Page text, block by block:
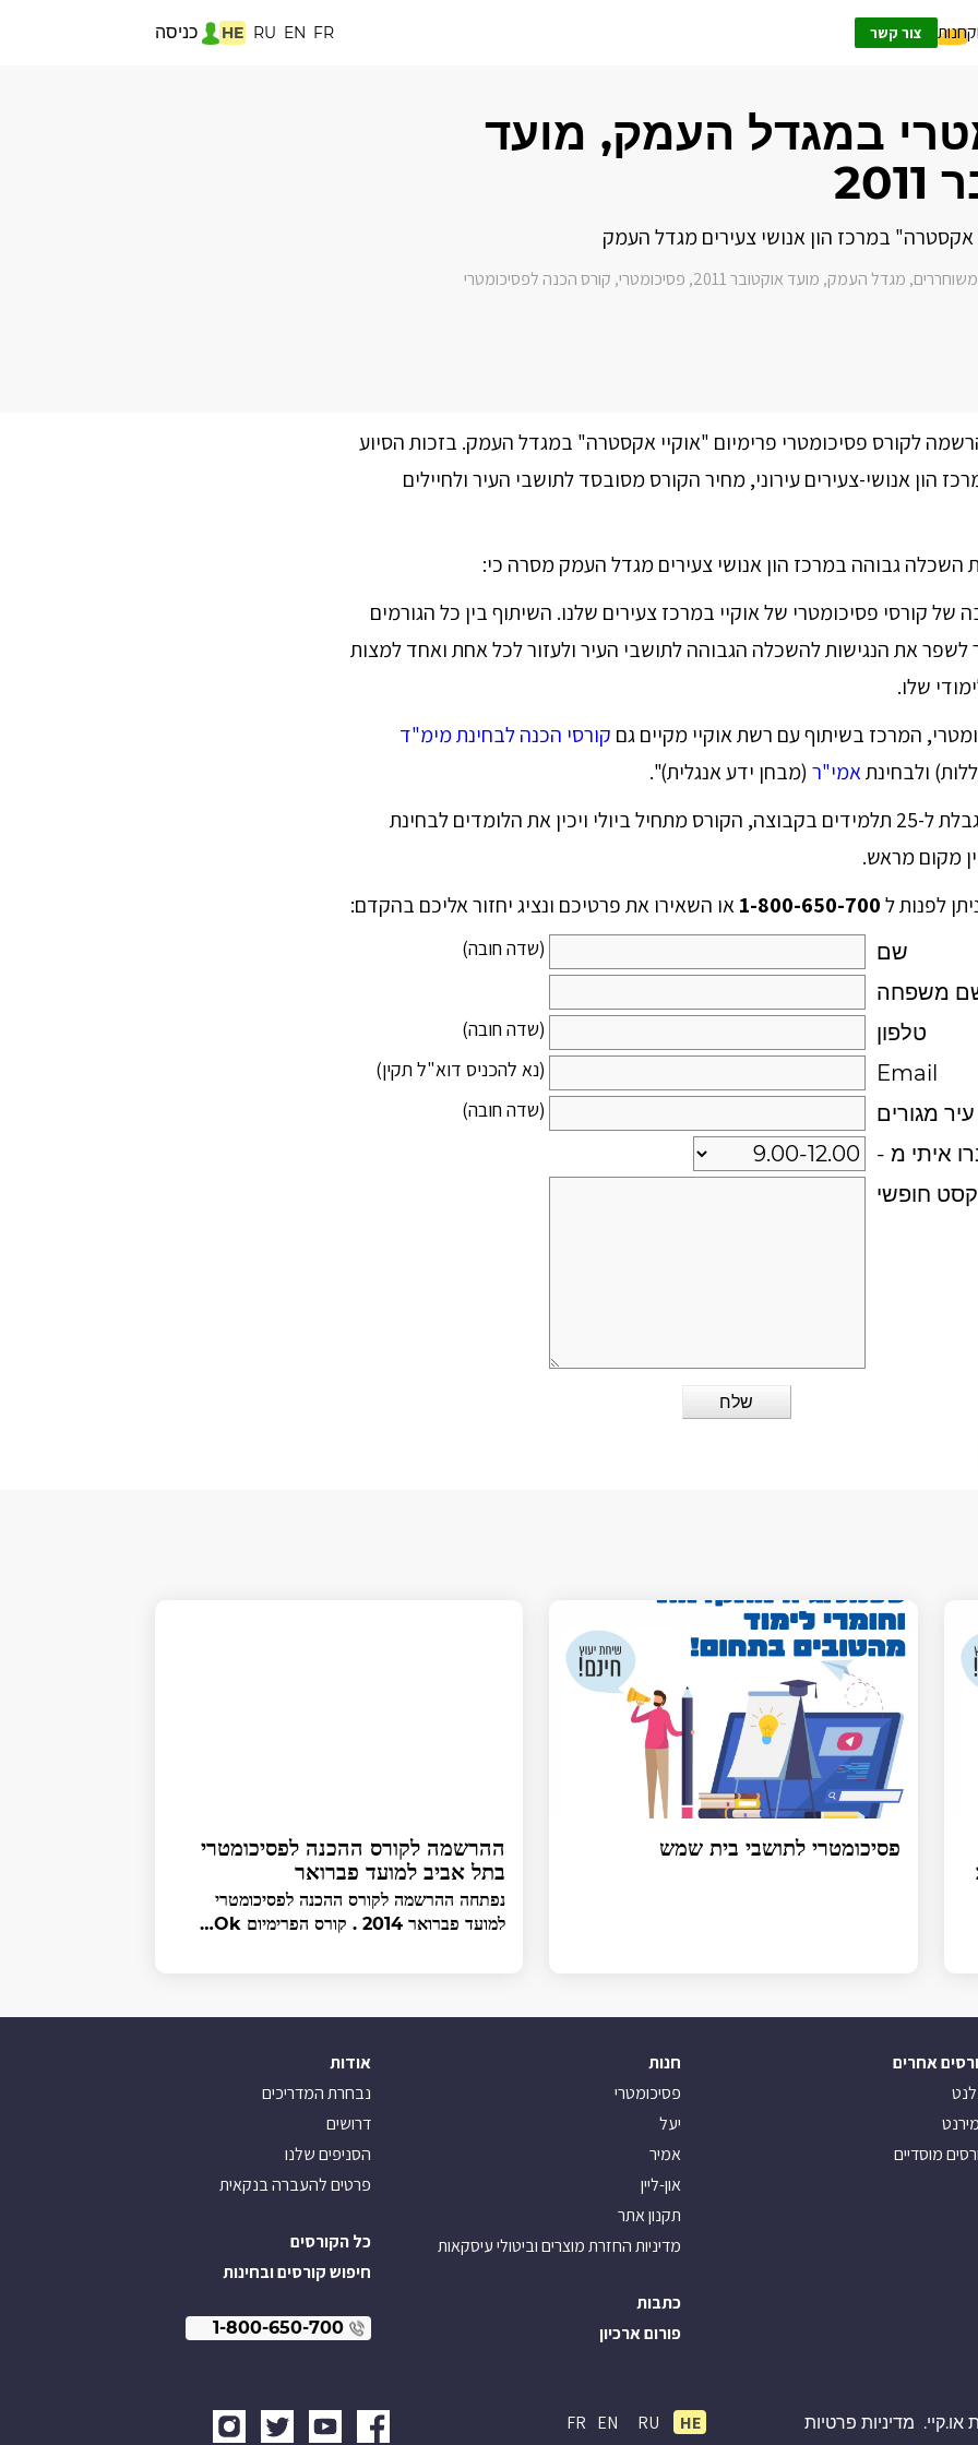
חנות צור קשר HE RU EN FR כניסה
במגדל העמק, מועד
אקסטרה" במרכז הון אנושי צעירים מגדל העמק
משוחררים, מגדל העמק, מועד אוקטובר 2011 , פסיכומטרי, קורס הכנה לפסיכומטרי
לקורס פסיכומטרי פרימיום "אוקיי אקסטרה" במגדל העמק. בזכות הסיוע
הון אנושי-צעירים עירוני, מחיר הקורס מסובסד לתושבי העיר ולחיילים
השכלה גבוהה במרכז הון אנושי צעירים מגדל העמק מסרה כי:
של קורסי פסיכומטרי של אוקיי במרכז צעירים שלנו. השיתוף בין כל הגורמים
את הנגישות להשכלה הגבוהה לתושבי העיר ולעזור לכל אחת ואחד למצות
שלו.
המרכז בשיתוף עם רשת אוקיי מקיים גם קורסי הכנה לבחינת מימ"ד
ולבחינתאמי"ר(מבחן ידע אנגלית)".
הרשמה לקורס מוגבלת ל-25 תלמידים בקבוצה, הקורס מתחיל ביולי ויכין את הלומדים לבחינת
מקום מראש.
לפנות ל1-800-650-700או השאירו את פרטיכם ונציג יחזור אליכם בהקדם:
שם (שדה חובה)
משפחה
טלפון
(שדה חובה)
Email (נא להכניס דוא"ל תקין)
עיר מגורים (שדה חובה)
איתי מ -
חופשי
פסיכומטרי לתושבי בית שמש
ההרשמה לקורס ההכנה לפסיכומטרי
בתל אביב למועד פברואר
נפתחה ההרשמה לקורס ההכנה לפסיכומטרי
למועד פברואר 2014 . קורס הפרימיום Ok…
אחרים
מוסדיים
חנות
פסיכומטרי
יעל
אמיר
און-ליין
תקנון אתר
מדיניות החזרת מוצרים וביטולי עיסקאות
כתבות
פורום ארכיון
אודות
נבחרת המדריכים
דרושים
הסניפים שלנו
פרטים להעברה בנקאית
כל הקורסים
חיפוש קורסים ובחינות
1-800-650-700
או.קיי. מדיניות פרטיות HE
RU
EN
FR